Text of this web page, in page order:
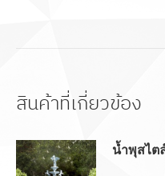
สินค้าที่เกี่ยวข้อง
น้ำพุสไต